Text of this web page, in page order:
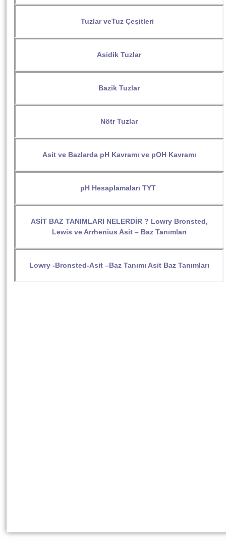
Tuzlar veTuz Çeşitleri
Asidik Tuzlar
Bazik Tuzlar
Nötr Tuzlar
Asit ve Bazlarda pH Kavramı ve pOH Kavramı
pH Hesaplamaları TYT
ASİT BAZ TANIMLARI NELERDİR ? Lowry Bronsted,
Lewis ve Arrhenius Asit – Baz Tanımları
Lowry -Bronsted-Asit –Baz Tanımı Asit Baz Tanımları